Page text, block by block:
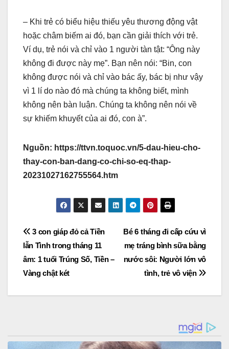
– Khi trẻ có biểu hiệu thiếu yêu thương động vật
hoặc châm biếm ai đó, bạn cần giải thích với trẻ.
Ví dụ, trẻ nói và chỉ vào 1 người tàn tật: “Ông này
không đi được này mẹ”. Bạn nên nói: “Bin, con
không được nói và chỉ vào bác ấy, bác bị như vậy
vì 1 lí do nào đó mà chúng ta không biết, mình
không nên bàn luận. Chúng ta không nên nói về
sự khiếm khuyết của ai đó, con à”.
Nguồn: https://ttvn.toquoc.vn/5-dau-hieu-cho-
thay-con-ban-dang-co-chi-so-eq-thap-
20231027162755564.htm
Post
navigation
Bé 6 tháng đi cấp cứu vì
mẹ tráng bình sữa bằng
nước sôi: Người lớn vô
tình, trẻ vô viện
3 con giáp đỏ cả Tiền
lẫn Tình trong tháng 11
âm: 1 tuổi Trúng Số, Tiền –
Vàng chật két